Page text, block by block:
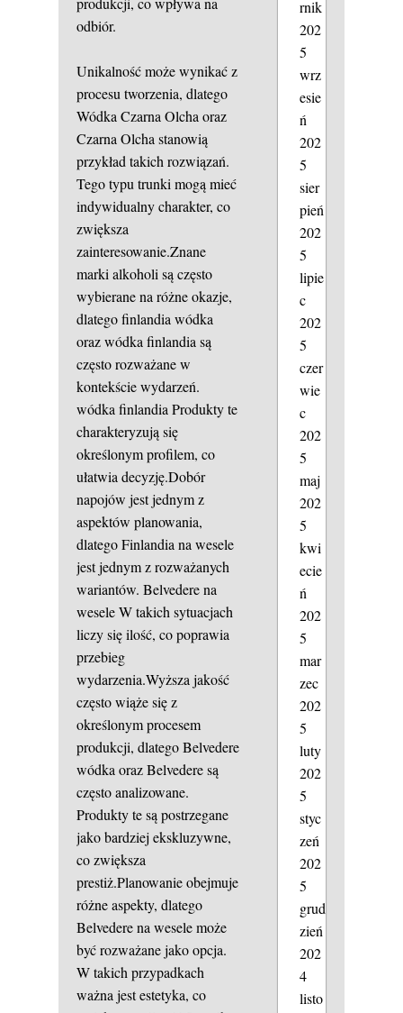
odbiór.
Unikalność może wynikać z
procesu tworzenia, dlatego
Wódka Czarna Olcha oraz
Czarna Olcha stanowią
przykład takich rozwiązań.
Tego typu trunki mogą mieć
indywidualny charakter, co
zwiększa
zainteresowanie.Znane
marki alkoholi są często
wybierane na różne okazje,
dlatego finlandia wódka
oraz wódka finlandia są
często rozważane w
kontekście wydarzeń.
wódka finlandia Produkty te
charakteryzują się
określonym profilem, co
ułatwia decyzję.Dobór
napojów jest jednym z
aspektów planowania,
dlatego Finlandia na wesele
jest jednym z rozważanych
wariantów. Belvedere na
weseleW takich sytuacjach
liczy się ilość, co poprawia
przebieg
wydarzenia.Wyższa jakość
często wiąże się z
określonym procesem
produkcji, dlatego Belvedere
wódka oraz Belvedere są
często analizowane.
Produkty te są postrzegane
jako bardziej ekskluzywne,
co zwiększa
prestiż.Planowanie obejmuje
różne aspekty, dlatego
Belvedere na wesele może
być rozważane jako opcja.
W takich przypadkach
ważna jest estetyka, co
rnik
202
5
wrz
esie
ń
202
5
sier
pień
202
5
lipie
c
202
5
czer
wie
c
202
5
maj
202
5
kwi
ecie
ń
202
5
mar
zec
202
5
luty
202
5
styc
zeń
202
5
grud
zień
202
4
listo